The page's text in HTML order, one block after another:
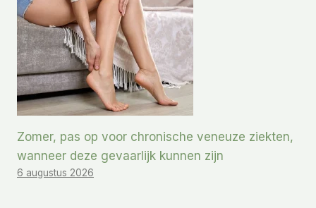
Zomer, pas op voor chronische veneuze ziekten,
wanneer deze gevaarlijk kunnen zijn
6 augustus 2026